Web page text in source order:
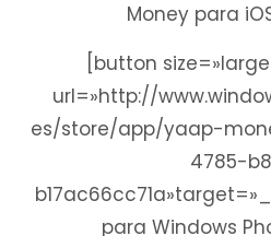
Money para
[button
url=»http://
es/store/app/yaap-
4785-
para Windows